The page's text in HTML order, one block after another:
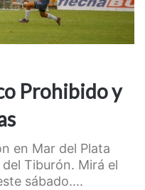
Prohibido y
en Mar del Plata
Tiburón. Mirá el
sábado....